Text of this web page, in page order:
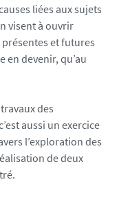
liées aux sujets
visent à ouvrir
et futures
en devenir, qu’au
des
aussi un exercice
l’exploration des
de deux